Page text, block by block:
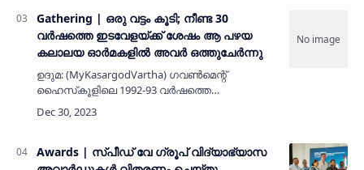
Gathering | ഒരു വട്ടം കൂടി; നീണ്ട 30
വര്‍ഷത്തെ ഇടവേളയ്ക്ക് ശേഷം ആ പഴയ
കലാലയ ഓര്‍മകളില്‍ അവര്‍ ഒത്തുചേര്‍ന്നു
ഉദുമ: (MyKasargodVartha) ഗവണ്‍മെന്റ്
ഹൈസ്‌കൂളിലെ 1992-93 വര്‍ഷത്തെ
എസ്എസ്എല്‍സി 10 ഇ കൂട്ടുകാര്‍
സൗഹൃദങ്ങള്‍ പുതുക്കി.കളിയും ചിരിയും
പാറിനടന്ന ആ കാല…
Awards | സ്പീഡ് വേ ഗ്രൂപ് വിദ്യാഭ്യാസ